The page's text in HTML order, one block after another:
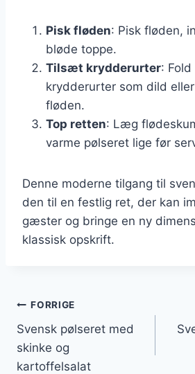
Pisk fløden: Pisk fløden,
bløde toppe.
Tilsæt krydderurter:
krydderurter som dild
fløden.
Top retten: Læg
varme pølseret lige før
Denne moderne tilgang til
den til en festlig ret, der kan
gæster og bringe en ny
klassisk opskrift.
Indlægsnavigation
FORRIGE
Svensk pølseret med
skinke og
kartoffelsalat